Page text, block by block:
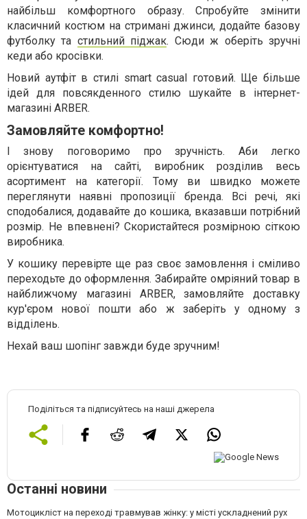
найбільш комфортного образу. Спробуйте змінити
класичний костюм на стримані джинси, додайте базову
футболку та стильний піджак. Сюди ж оберіть зручні
кеди або кросівки.
Новий аутфіт в стилі smart casual готовий. Ще більше
ідей для повсякденного стилю шукайте в інтернет-
магазині ARBER.
Замовляйте комфортно!
І знову поговоримо про зручність. Аби легко
орієнтуватися на сайті, виробник розділив весь
асортимент на категорії. Тому ви швидко можете
переглянути наявні пропозиції бренда. Всі речі, які
сподобалися, додавайте до кошика, вказавши потрібний
розмір. Не впевнені? Скористайтеся розмірною сіткою
виробника.
У кошику перевірте ще раз своє замовлення і сміливо
переходьте до оформлення. Забирайте омріяний товар в
найближчому магазині ARBER, замовляйте доставку
кур'єром нової пошти або ж заберіть у одному з
відділень.
Нехай ваш шопінг завжди буде зручним!
Поділіться та підписуйтесь на наші джерела
Останні новини
Мотоцикліст на переході травмував жінку: у місті ускладнений рух